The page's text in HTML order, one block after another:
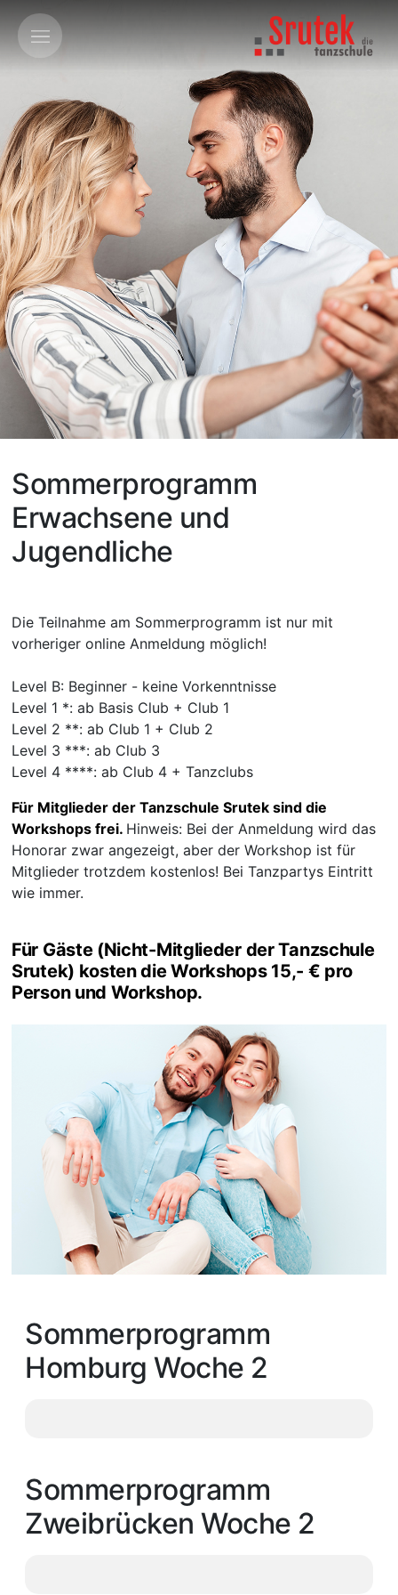
Sommerprogramm
Erwachsene und
Jugendliche
Die Teilnahme am Sommerprogramm ist nur mit
vorheriger online Anmeldung möglich!
Level B: Beginner - keine Vorkenntnisse
Level 1 *: ab Basis Club + Club 1
Level 2 **: ab Club 1 + Club 2
Level 3 ***: ab Club 3
Level 4 ****: ab Club 4 + Tanzclubs
Für Mitglieder der Tanzschule Srutek sind die
Workshops frei. Hinweis: Bei der Anmeldung wird das
Honorar zwar angezeigt, aber der Workshop ist für
Mitglieder trotzdem kostenlos! Bei Tanzpartys Eintritt
wie immer.
Für Gäste (Nicht-Mitglieder der Tanzschule
Srutek) kosten die Workshops 15,- € pro
Person und Workshop.
Sommerprogramm
Homburg Woche 2
Sommerprogramm
Zweibrücken Woche 2